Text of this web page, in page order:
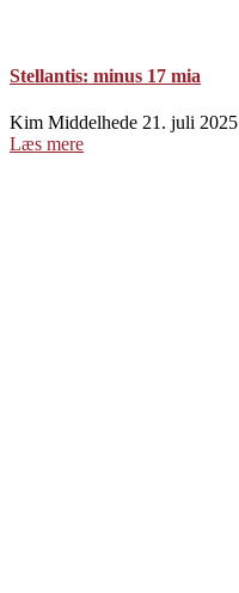
Stellantis: minus 17 mia
Kim Middelhede 21. juli 2025
Læs mere